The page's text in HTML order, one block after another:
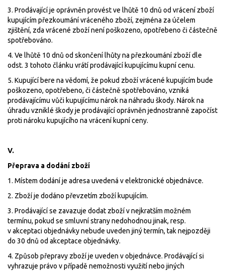
3. Prodávající je oprávněn provést ve lhůtě 10 dnů od vrácení zboží
kupujícím přezkoumání vráceného zboží, zejména za účelem
zjištění, zda vrácené zboží není poškozeno, opotřebeno či částečně
spotřebováno.
4. Ve lhůtě 10 dnů od skončení lhůty na přezkoumání zboží dle
odst. 3 tohoto článku vrátí prodávající kupujícímu kupní cenu.
5. Kupující bere na vědomí, že pokud zboží vrácené kupujícím bude
poškozeno, opotřebeno, či částečně spotřebováno, vzniká
prodávajícímu vůči kupujícímu nárok na náhradu škody. Nárok na
úhradu vzniklé škody je prodávající oprávněn jednostranně započíst
proti nároku kupujícího na vrácení kupní ceny.
V.
Přeprava a dodání zboží
1. Místem dodání je adresa uvedená v elektronické objednávce.
2. Zboží je dodáno převzetím zboží kupujícím.
3. Prodávající se zavazuje dodat zboží v nejkratším možném
termínu, pokud se smluvní strany nedohodnou jinak, resp.
v akceptaci objednávky nebude uveden jiný termín, tak nejpozději
do 30 dnů od akceptace objednávky.
4. Způsob přepravy zboží je uveden v objednávce. Prodávající si
vyhrazuje právo v případě nemožnosti využití nebo jiných